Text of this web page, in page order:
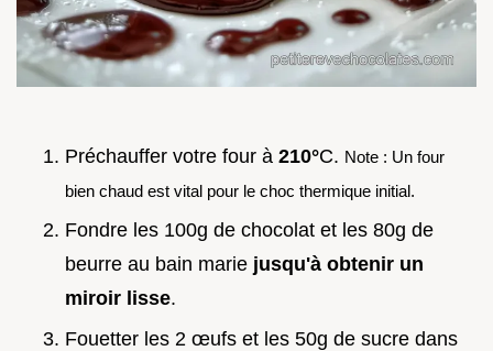
Préchauffer votre four à 210°C. Note : Un four
bien chaud est vital pour le choc thermique initial.
Fondre les 100g de chocolat et les 80g de
beurre au bain marie jusqu'à obtenir un
miroir lisse.
Fouetter les 2 œufs et les 50g de sucre dans